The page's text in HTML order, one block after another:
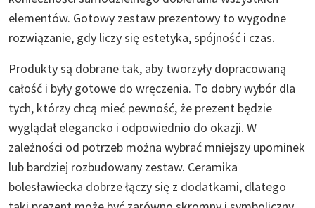
elementów. Gotowy zestaw prezentowy to wygodne
rozwiązanie, gdy liczy się estetyka, spójność i czas.
Produkty są dobrane tak, aby tworzyły dopracowaną
całość i były gotowe do wręczenia. To dobry wybór dla
tych, którzy chcą mieć pewność, że prezent będzie
wyglądał elegancko i odpowiednio do okazji. W
zależności od potrzeb można wybrać mniejszy upominek
lub bardziej rozbudowany zestaw. Ceramika
bolesławiecka dobrze łączy się z dodatkami, dlatego